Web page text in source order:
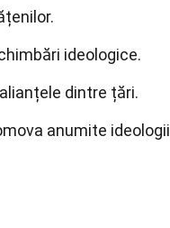
ideologice.
dintre țări.
anumite ideologii